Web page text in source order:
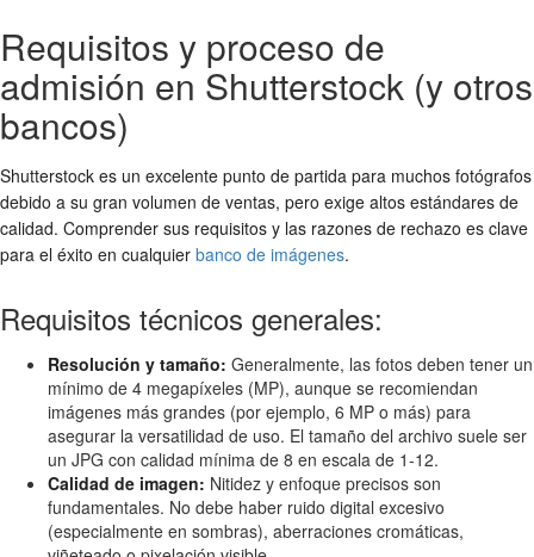
Requisitos y proceso de
admisión en Shutterstock (y otros
bancos)
Shutterstock es un excelente punto de partida para muchos fotógrafos
debido a su gran volumen de ventas, pero exige altos estándares de
calidad. Comprender sus requisitos y las razones de rechazo es clave
para el éxito en cualquier banco de imágenes.
Requisitos técnicos generales:
Resolución y tamaño: Generalmente, las fotos deben tener un
mínimo de 4 megapíxeles (MP), aunque se recomiendan
imágenes más grandes (por ejemplo, 6 MP o más) para
asegurar la versatilidad de uso. El tamaño del archivo suele ser
un JPG con calidad mínima de 8 en escala de 1-12.
Calidad de imagen: Nitidez y enfoque precisos son
fundamentales. No debe haber ruido digital excesivo
(especialmente en sombras), aberraciones cromáticas,